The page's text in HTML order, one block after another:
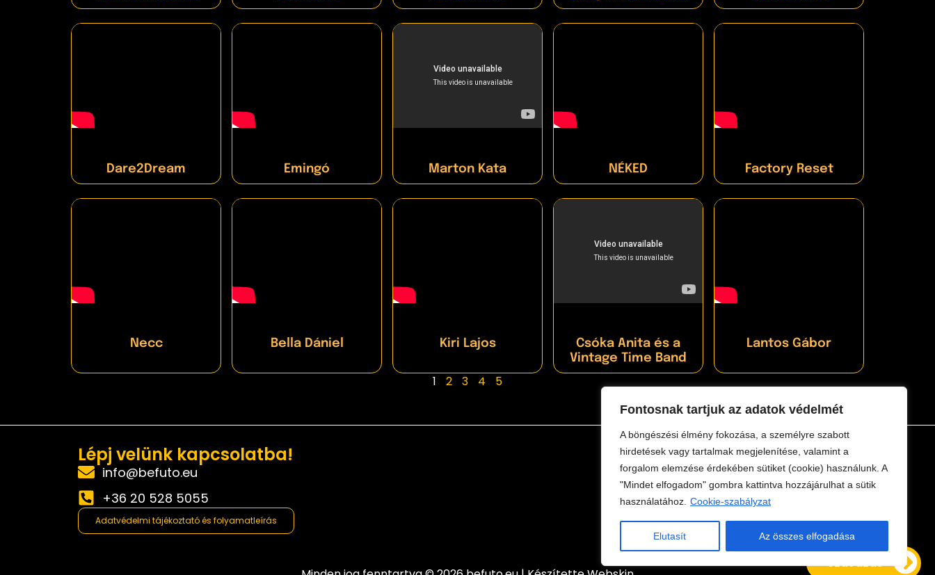
Fontosnak tartjuk az adatok védelmét
A böngészési élmény fokozása, a személyre szabott
hirdetések vagy tartalmak megjelenítése, valamint a
forgalom elemzése érdekében sütiket (cookie) használunk. A
"Mindet elfogadom" gombra kattintva hozzájárulhat a sütik
használatához. Cookie-szabályzat
Elutasít Az összes elfogadása
Dare2Dream Emingó Marton Kata NÉKED Factory Reset
Necc Bella Dániel Kiri Lajos
Csóka Anita és a
Vintage Time Band
Lantos Gábor
1 2 3 4 5
Lépj velünk kapcsolatba!
info@befuto.eu
+36 20 528 5055
Adatvédelmi tájékoztató és folyamatleírás
Szavazás